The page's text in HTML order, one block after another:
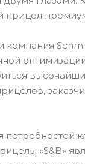
прицел
компания
«S&B»